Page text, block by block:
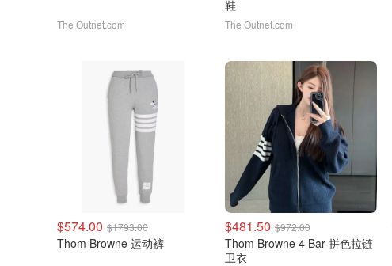
The Outnet.com
鞋
The Outnet.com
$574.00 $1793.00
Thom Browne 运动裤
$481.50 $972.00
Thom Browne 4 Bar 拼色拉链
卫衣